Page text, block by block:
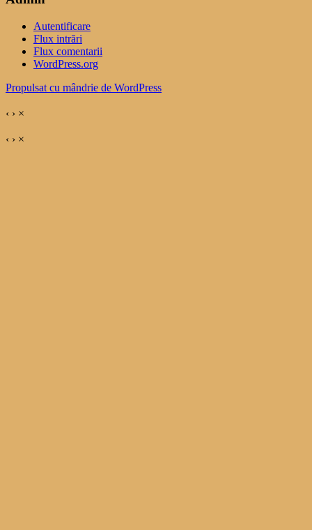
Autentificare
Flux intrări
Flux comentarii
WordPress.org
Propulsat cu mândrie de WordPress
‹ › ×
‹ › ×